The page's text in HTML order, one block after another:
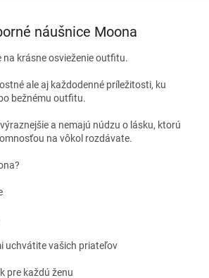
náušnice Moona
na krásne osvieženie outfitu.
ale aj každodenné príležitosti, ku
bežnému outfitu.
a nemajú núdzu o lásku, ktorú
na vôkol rozdávate.
uchvátite vašich priateľov
pre každú ženu